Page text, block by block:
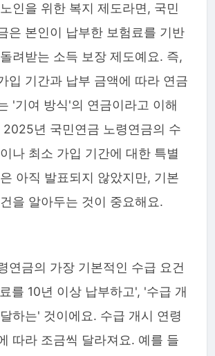
인을 위한 복지 제도라면, 국민
은 본인이 납부한 보험료를 기반
려받는 소득 보장 제도예요. 즉,
입 기간과 납부 금액에 따라 연금
'기여 방식'의 연금이라고 이해
2025년 국민연금 노령연금의 수
나 최소 가입 기간에 대한 특별
아직 발표되지 않았지만, 기본
을 알아두는 것이 중요해요.
연금의 가장 기본적인 수급 요건
를 10년 이상 납부하고', '수급 개
하는' 것이에요. 수급 개시 연령
따라 조금씩 달라져요. 예를 들